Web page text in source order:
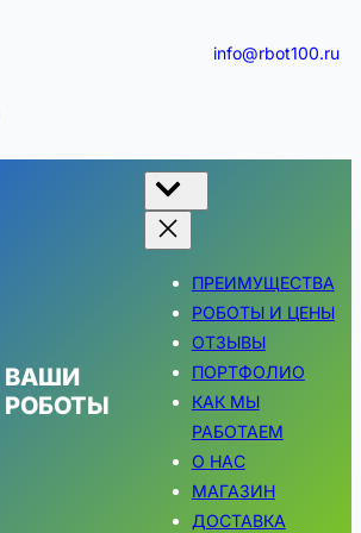
info@rbot100.ru
ВАШИ
РОБОТЫ
ПРЕИМУЩЕСТВА
РОБОТЫ И ЦЕНЫ
ОТЗЫВЫ
ПОРТФОЛИО
КАК МЫ
РАБОТАЕМ
О НАС
МАГАЗИН
ДОСТАВКА